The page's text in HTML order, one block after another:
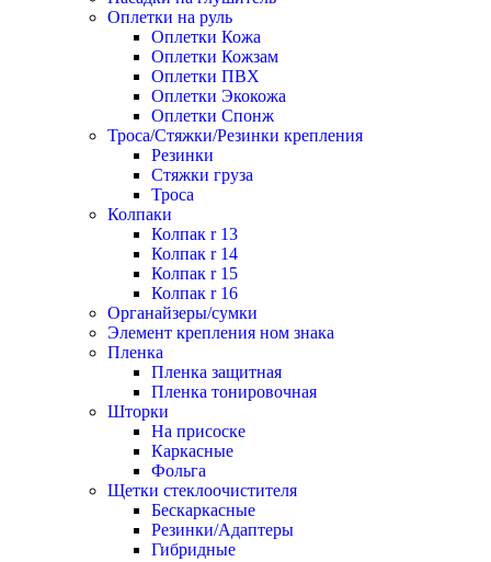
Оплетки на руль
Оплетки Кожа
Оплетки Кожзам
Оплетки ПВХ
Оплетки Экокожа
Оплетки Спонж
Троса/Стяжки/Резинки крепления
Резинки
Стяжки груза
Троса
Колпаки
Колпак r 13
Колпак r 14
Колпак r 15
Колпак r 16
Органайзеры/сумки
Элемент крепления ном знака
Пленка
Пленка защитная
Пленка тонировочная
Шторки
На присоске
Каркасные
Фольга
Щетки стеклоочистителя
Бескаркасные
Резинки/Адаптеры
Гибридные